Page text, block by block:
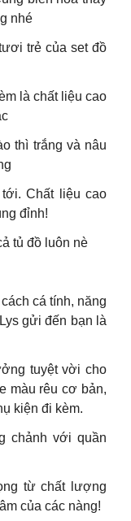
nhé
trẻ của set đồ
là chất liệu cao
thì trắng và nâu
Chất liệu cao
đỉnh!
tủ đồ luôn nè
cá tính, năng
gửi đến bạn là
tuyệt vời cho
màu rêu cơ bản,
kiện đi kèm.
chảnh với quần
từ chất lượng
của các nàng!